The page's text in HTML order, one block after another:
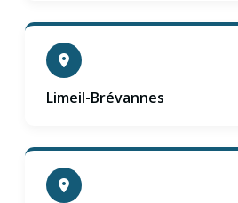
Limeil-Brévannes